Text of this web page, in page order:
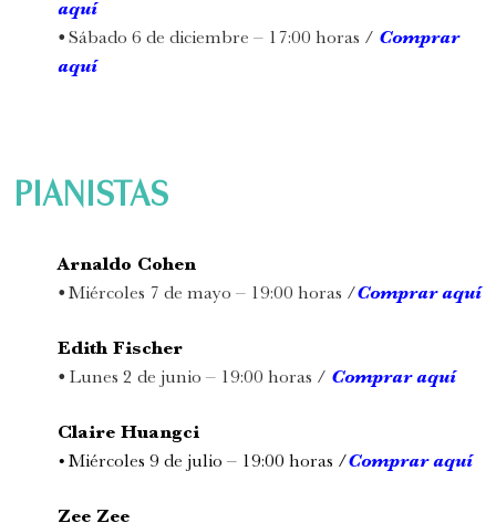
aquí
•Sábado 6 de diciembre – 17:00 horas / Comprar
aquí
PIANISTAS
Arnaldo Cohen
•Miércoles 7 de mayo – 19:00 horas /Comprar aquí
Edith Fischer
• Lunes 2 de junio – 19:00 horas / Comprar aquí
Claire Huangci
• Miércoles 9 de julio – 19:00 horas /Comprar aquí
Zee Zee